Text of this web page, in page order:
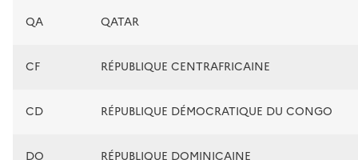
QA QATAR
CF RÉPUBLIQUE CENTRAFRICAINE
CD RÉPUBLIQUE DÉMOCRATIQUE DU CONGO
DO RÉPUBLIQUE DOMINICAINE